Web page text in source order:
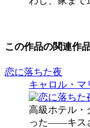
この作品の関連作
恋に落ちた夜
キャロル・マ
高級ホテル・
った――キス